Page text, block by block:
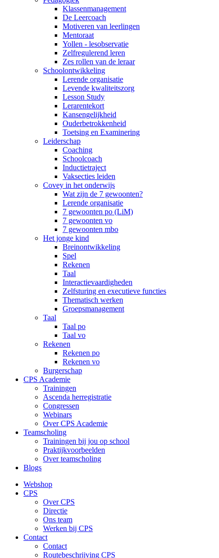
Klassenmanagement
De Leercoach
Motiveren van leerlingen
Mentoraat
Yollen - lesobservatie
Zelfregulerend leren
Zes rollen van de leraar
Schoolontwikkeling
Lerende organisatie
Levende kwaliteitszorg
Lesson Study
Lerarentekort
Kansengelijkheid
Ouderbetrokkenheid
Toetsing en Examinering
Leiderschap
Coaching
Schoolcoach
Inductietraject
Vaksecties leiden
Covey in het onderwijs
Wat zijn de 7 gewoonten?
Lerende organisatie
7 gewoonten po (LiM)
7 gewoonten vo
7 gewoonten mbo
Het jonge kind
Breinontwikkeling
Spel
Rekenen
Taal
Interactievaardigheden
Zelfsturing en executieve functies
Thematisch werken
Groepsmanagement
Taal
Taal po
Taal vo
Rekenen
Rekenen po
Rekenen vo
Burgerschap
CPS Academie
Trainingen
Ascenda herregistratie
Congressen
Webinars
Over CPS Academie
Teamscholing
Trainingen bij jou op school
Praktijkvoorbeelden
Over teamscholing
Blogs
Webshop
CPS
Over CPS
Directie
Ons team
Werken bij CPS
Contact
Contact
Routebeschrijving CPS